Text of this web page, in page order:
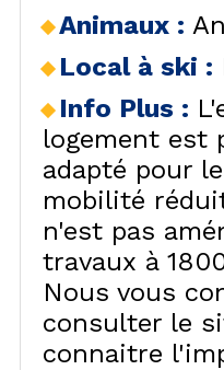
Animaux :
Local à ski :
Info Plus :
logement est
adapté pour
mobilité
n'est pas
travaux à
Nous vous
consulter le
connaitre